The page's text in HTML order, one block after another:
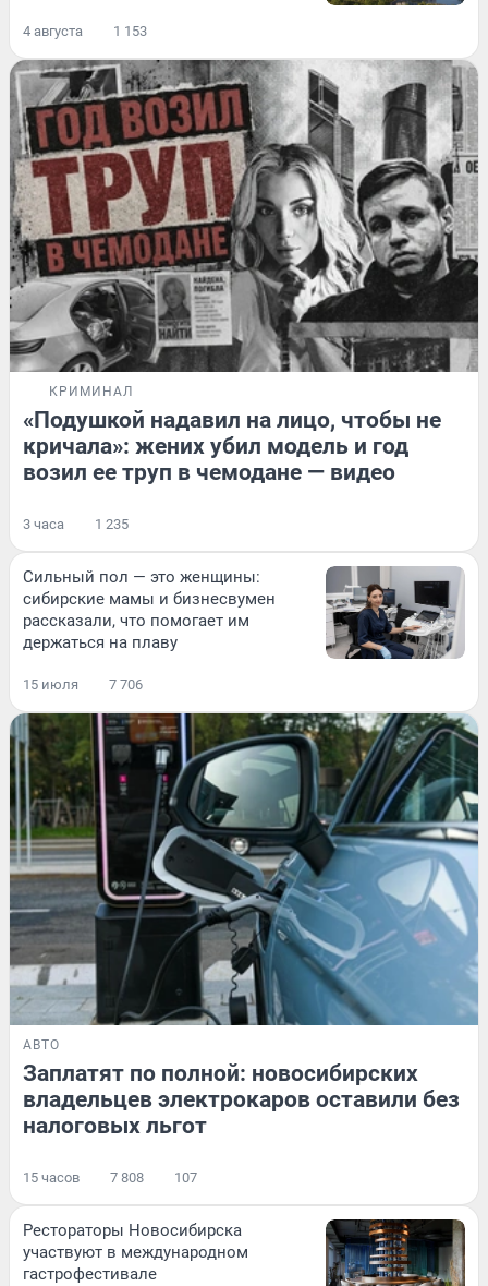
4 августа 1 153
КРИМИНАЛ
«Подушкой надавил на лицо, чтобы не
кричала»: жених убил модель и год
возил ее труп в чемодане — видео
3 часа 1 235
Сильный пол — это женщины:
сибирские мамы и бизнесвумен
рассказали, что помогает им
держаться на плаву
15 июля 7 706
АВТО
Заплатят по полной: новосибирских
владельцев электрокаров оставили без
налоговых льгот
15 часов 7 808 107
Рестораторы Новосибирска
участвуют в международном
гастрофестивале